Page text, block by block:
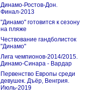
Динамо-Ростов-Дон.
Финал-2013
"Динамо" готовится к сезону
на пляже
Чествование гандболисток
"Динамо"
Лига чемпионов-2014/2015.
Динамо-Синара - Вардар
Первенство Европы среди
девушек. Дъёр, Венгрия.
Июль-2019